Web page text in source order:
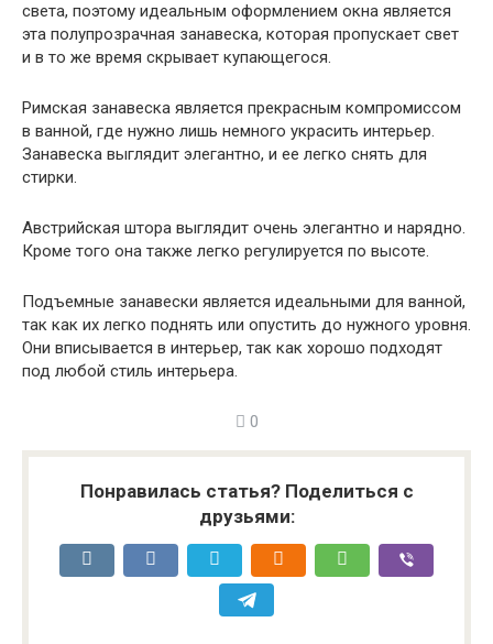
света, поэтому идеальным оформлением окна является
эта полупрозрачная занавеска, которая пропускает свет
и в то же время скрывает купающегося.
Римская занавеска является прекрасным компромиссом
в ванной, где нужно лишь немного украсить интерьер.
Занавеска выглядит элегантно, и ее легко снять для
стирки.
Австрийская штора выглядит очень элегантно и нарядно.
Кроме того она также легко регулируется по высоте.
Подъемные занавески является идеальными для ванной,
так как их легко поднять или опустить до нужного уровня.
Они вписывается в интерьер, так как хорошо подходят
под любой стиль интерьера.
0
Понравилась статья? Поделиться с
друзьями: